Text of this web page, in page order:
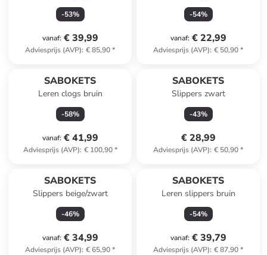
-53%
vanaf: € 39,99
Adviesprijs (AVP): € 85,90*
-54%
vanaf: € 22,99
Adviesprijs (AVP): € 50,90*
SABOKETS
Leren clogs bruin
-58%
vanaf: € 41,99
Adviesprijs (AVP): € 100,90*
SABOKETS
Slippers zwart
-43%
€ 28,99
Adviesprijs (AVP): € 50,90*
SABOKETS
Slippers beige/zwart
-46%
vanaf: € 34,99
Adviesprijs (AVP): € 65,90*
SABOKETS
Leren slippers bruin
-54%
vanaf: € 39,79
Adviesprijs (AVP): € 87,90*